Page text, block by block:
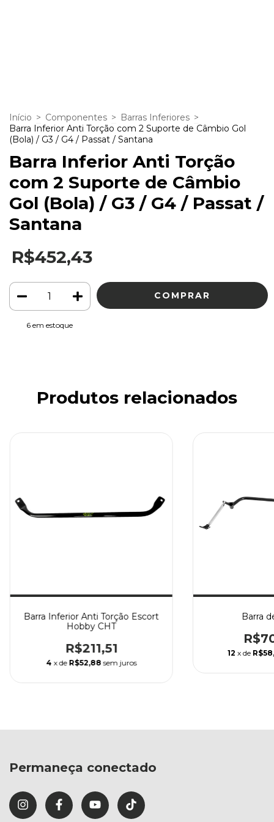
Início > Componentes > Barras Inferiores >
Barra Inferior Anti Torção com 2 Suporte de Câmbio Gol
(Bola) / G3 / G4 / Passat / Santana
Barra Inferior Anti Torção
com 2 Suporte de Câmbio
Gol (Bola) / G3 / G4 / Passat /
Santana
R$452,43
6 em estoque
Produtos relacionados
Barra Inferior Anti Torção Escort
Hobby CHT
R$211,51
4 x de R$52,88 sem juros
Barra
12 x de
Permaneça conectado